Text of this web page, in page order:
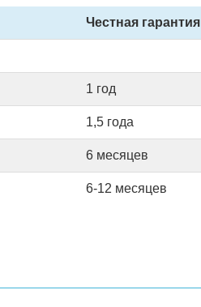
Честная гарантия
1 год
1,5 года
6 месяцев
6-12 месяцев